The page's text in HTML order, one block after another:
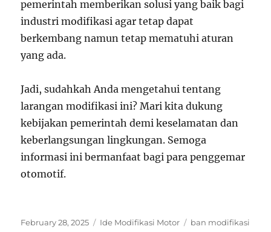
pemerintah memberikan solusi yang baik bagi
industri modifikasi agar tetap dapat
berkembang namun tetap mematuhi aturan
yang ada.
Jadi, sudahkah Anda mengetahui tentang
larangan modifikasi ini? Mari kita dukung
kebijakan pemerintah demi keselamatan dan
keberlangsungan lingkungan. Semoga
informasi ini bermanfaat bagi para penggemar
otomotif.
Posted
February 28, 2025 Categories
Ide Modifikasi Motor Tags
ban modifikasi